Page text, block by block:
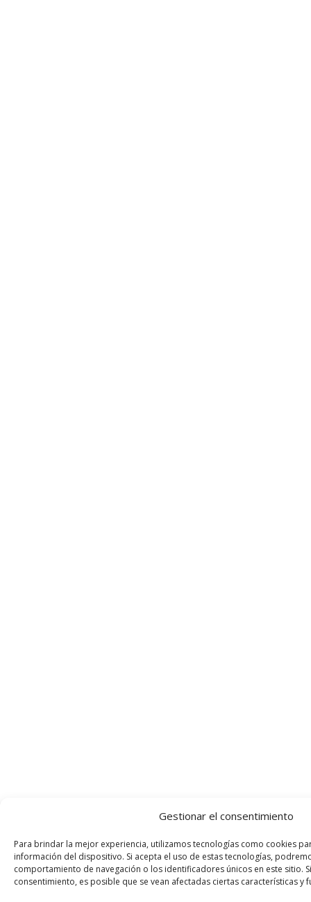
Gestionar el consentimiento
Para brindar la mejor experiencia, utilizamos tecnologías como cookies
información del dispositivo. Si acepta el uso de estas tecnologías,
comportamiento de navegación o los identificadores únicos en este sitio.
consentimiento, es posible que se vean afectadas ciertas características y